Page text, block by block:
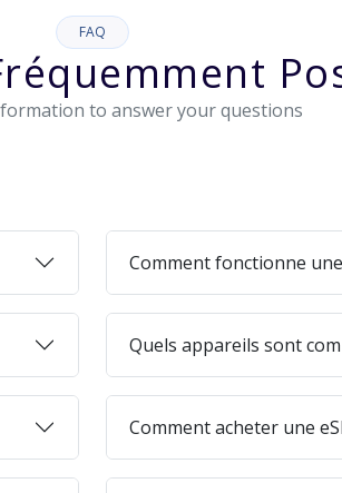
FAQ
to answer your questions
Comment fonctionne
Quels appareils sont
Comment acheter une